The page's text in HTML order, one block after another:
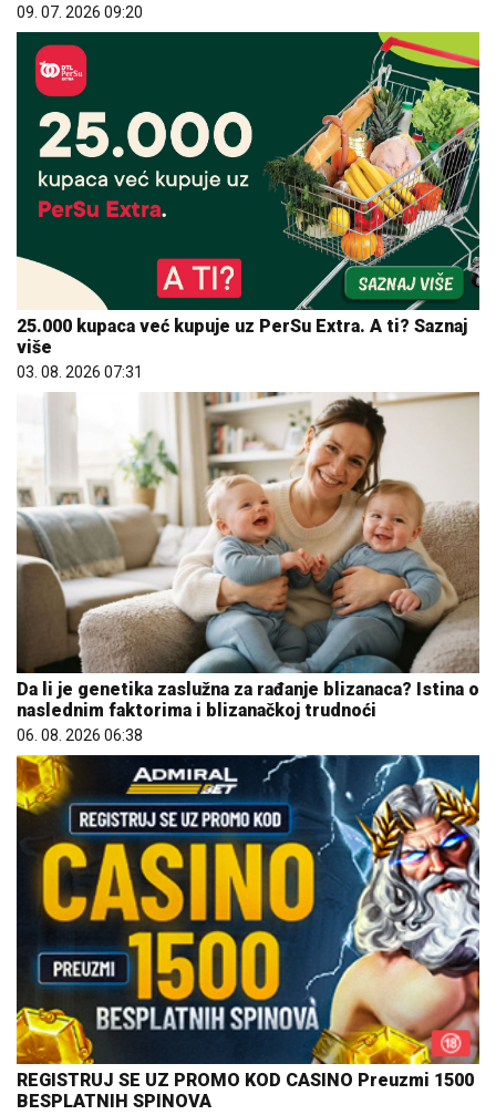
09. 07. 2026 09:20
25.000 kupaca već kupuje uz PerSu Extra. A ti? Saznaj
više
03. 08. 2026 07:31
Da li je genetika zaslužna za rađanje blizanaca? Istina o
naslednim faktorima i blizanačkoj trudnoći
06. 08. 2026 06:38
REGISTRUJ SE UZ PROMO KOD CASINO Preuzmi 1500
BESPLATNIH SPINOVA